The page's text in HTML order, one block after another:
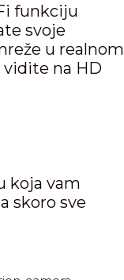
funkciju
svoje
u realnom
vidite na HD
koja vam
skoro sve